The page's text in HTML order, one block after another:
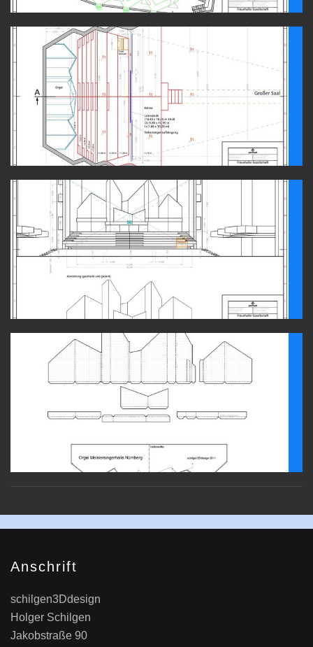
Anschrift
schilgen3Ddesign
Holger Schilgen
Jakobstraße 90